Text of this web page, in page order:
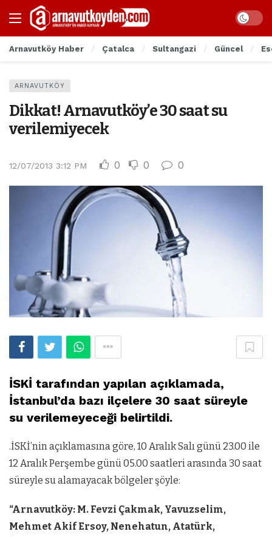
Arnavutköy Haber Çatalca Sultangazi Güncel
ARNAVUTKÖY
Dikkat! Arnavutköy’e 30 saat su
verilemiyecek
12/07/2013 3:12 PM 0 0 0
İSKİ tarafından yapılan açıklamada,
İstanbul’da bazı ilçelere 30 saat süreyle
su verilemeyeceği belirtildi.
.İSKİ’nin açıklamasına göre, 10 Aralık Salı günü 23.00 ile
12 Aralık Perşembe günü 05.00 saatleri arasında 30 saat
süreyle su alamayacak bölgeler şöyle:
“Arnavutköy: M. Fevzi Çakmak, Yavuzselim,
Mehmet Akif Ersoy, Nenehatun, Atatürk,